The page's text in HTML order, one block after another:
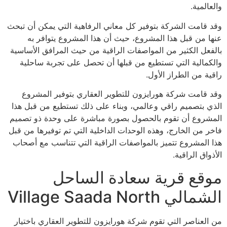
والعالمية.
وقد قامت الشركة بتوفير كل معاني الرفاهية التي يمكن أن تبحث
عنها من قبل هذا المشروع، حيث أن هذا المشروع يتوافر به
بالفعل الكثير من المواصفات الراقية من حيث المرافق الأساسية
والكمالية التي تستطيع من قبلها أن تحصل على تجربة ساحلية
راقية من الطراز الأول.
وقد قامت شركة هورايزون للتطوير العقاري بتوفير المشروع
الذي بتصميم راقي وعالمي، وبناء على ذلك تستطيع من قبل هذا
المشروع أن تقوم بالحصول بصورة مباشرة على وحدة ذو تصميم
فاخر من الخارج، وهذه الوحدات الداخلية التي تم توفيرها من قبل
هذا المشروع تتميز بالمواصفات الراقية التي تتناسب مع أصحاب
الأذواق الراقية.
موقع قرية سعادة الساحل
الشمالي Village Saada North
من العناصر التي تقوم شركة هورايزون للتطوير العقاري باختيار